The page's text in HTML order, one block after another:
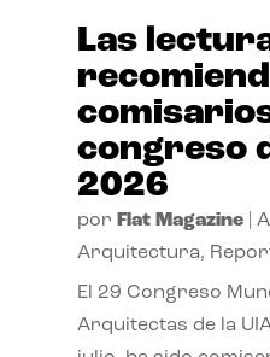
Las
congreso
2026
por Flat Magazine|
Arquitectura,
El 29 Congreso
Arquitectas de la